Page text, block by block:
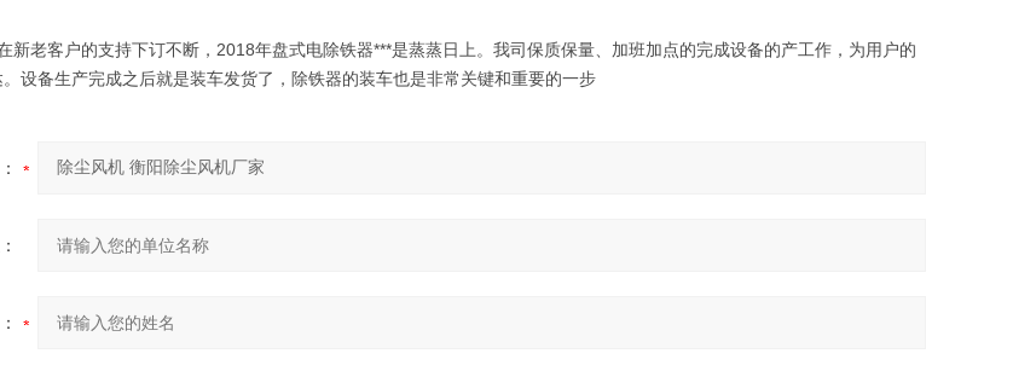
新老客户的支持下订不断，2018年盘式电除铁器***是蒸蒸日上。我司保质保量、加班加点的完成设备的产工作，为用户的
设备生产完成之后就是装车发货了，除铁器的装车也是非常关键和重要的一步